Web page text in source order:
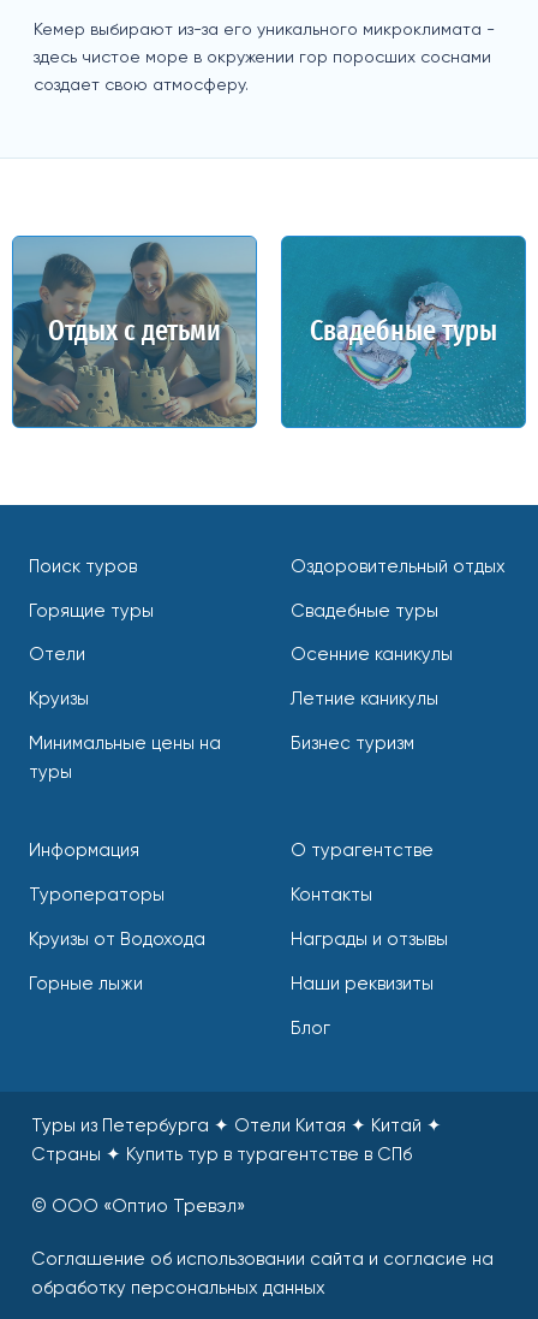
Кемер выбирают из-за его уникального микроклимата -
здесь чистое море в окружении гор поросших соснами
создает свою атмосферу.
Отдых с детьми Свадебные туры
Поиск туров
Горящие туры
Отели
Круизы
Минимальные цены на
туры
Оздоровительный отдых
Свадебные туры
Осенние каникулы
Летние каникулы
Бизнес туризм
Информация
Туроператоры
Круизы от Водохода
Горные лыжи
О турагентстве
Контакты
Награды и отзывы
Наши реквизиты
Блог
Туры из Петербурга ✦ Отели Китая ✦ Китай ✦
Страны ✦ Купить тур в турагентстве в СПб
© ООО «Оптио Тревэл»
Соглашение об использовании сайта и согласие на
обработку персональных данных